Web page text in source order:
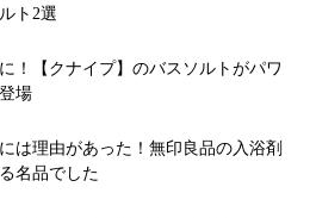
ト2選
！【クナイプ】のバスソルトがパワ
場
は理由があった！無印良品の入浴剤
名品でした